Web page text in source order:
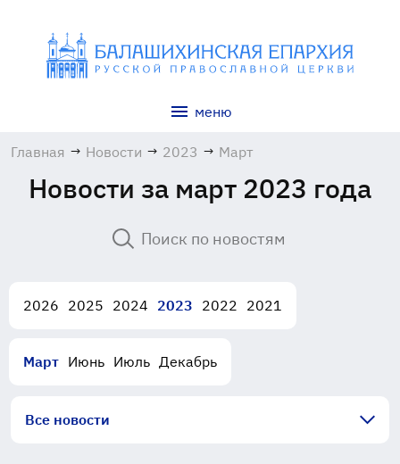
меню
Главная → Новости → 2023 → Март
Новости за март 2023 года
2026 2025 2024 2023 2022 2021
Март Июнь Июль Декабрь
Все новости